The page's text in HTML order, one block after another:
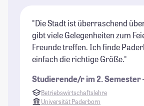
"Die Stadt ist überraschend
gibt viele Gelegenheiten zum
Freunde treffen. Ich finde
einfach die richtige Größe."
Studierende/r im 2. Semester
Betriebswirtschaftslehre
Universität Paderborn